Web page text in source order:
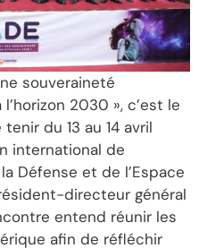
souveraineté
2030 », c’est le
du 13 au 14 avril
international de
Défense et de l’Espace
directeur général
entend réunir les
afin de réfléchir